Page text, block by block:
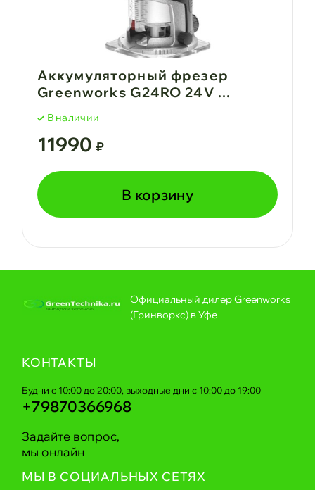
Аккумуляторный фрезер
Greenworks G24RO 24V ...
В наличии
11990 ₽
В корзину
Официальный дилер Greenworks
(Гринворкс) в Уфе
КОНТАКТЫ
Будни с 10:00 до 20:00, выходные дни с 10:00 до 19:00
+79870366968
Задайте вопрос,
мы онлайн
МЫ В СОЦИАЛЬНЫХ СЕТЯХ